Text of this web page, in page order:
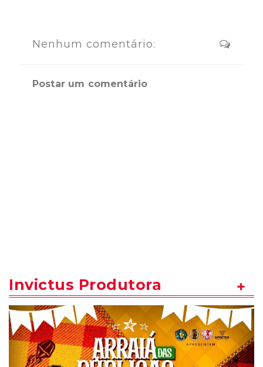
Nenhum comentário:
Postar um comentário
Invictus Produtora